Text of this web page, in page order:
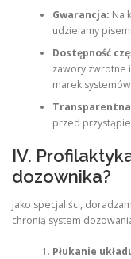
Gwarancja: Na
udzielamy
Dostępność
zawory zwrotne
marek systemów
przed
IV.
dozownika?
Jako specjaliści,
chronią system
Płukanie